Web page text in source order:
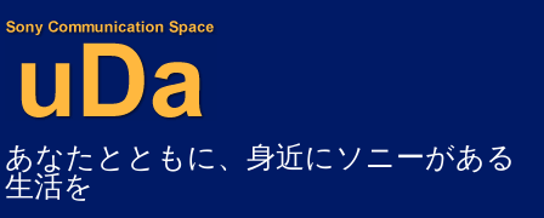
あなたとともに、身近にソニーがある
生活を